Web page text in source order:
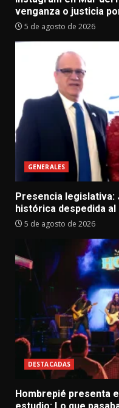
venganza o justicia
5 de agosto de 2026
GENERALES
Presencia legislativa:
histórica despedida al
5 de agosto de 2026
DESTACADAS
Hombrepié presenta
estudio: Lo que